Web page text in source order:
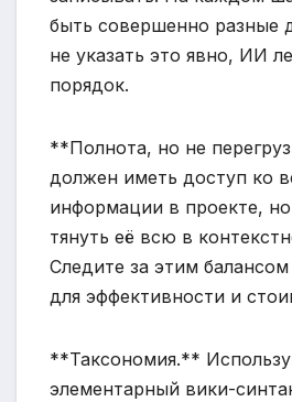
быть совершенно разные
не указать это явно, ИИ
порядок.
**Полнота, но не
должен иметь доступ ко
информации в проекте, но
тянуть её всю в
Следите за этим
для эффективности и
**Таксономия.**
элементарный вики-